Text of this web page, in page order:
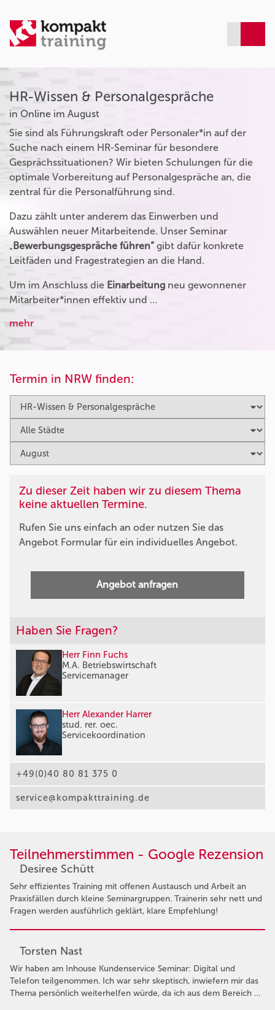
HR-Wissen & Personalgespräche
in Online im August
Sie sind als Führungskraft oder Personaler*in auf der
Suche nach einem HR-Seminar für besondere
Gesprächssituationen? Wir bieten Schulungen für die
optimale Vorbereitung auf Personalgespräche an, die
zentral für die Personalführung sind.
Dazu zählt unter anderem das Einwerben und
Auswählen neuer Mitarbeitende. Unser Seminar
„Bewerbungsgespräche führen“ gibt dafür konkrete
Leitfäden und Fragestrategien an die Hand.
Um im Anschluss die Einarbeitung neu gewonnener
Mitarbeiter*innen effektiv und …
mehr
Termin in NRW finden:
Zu dieser Zeit haben wir zu diesem Thema
keine aktuellen Termine.
Rufen Sie uns einfach an oder nutzen Sie das
Angebot Formular für ein individuelles Angebot.
Angebot anfragen
Haben Sie Fragen?
Herr Finn Fuchs
M.A. Betriebswirtschaft
Servicemanager
Herr Alexander Harrer
stud. rer. oec.
Servicekoordination
+49(0)40 80 81 375 0
service@kompakttraining.de
Teilnehmerstimmen - Google Rezension
Desiree Schütt
Sehr effizientes Training mit offenen Austausch und Arbeit an
Praxisfällen durch kleine Seminargruppen. Trainerin sehr nett und
Fragen werden ausführlich geklärt, klare Empfehlung!
Torsten Nast
Wir haben am Inhouse Kundenservice Seminar: Digital und
Telefon teilgenommen. Ich war sehr skeptisch, inwiefern mir das
Thema persönlich weiterhelfen würde, da ich aus dem Bereich …